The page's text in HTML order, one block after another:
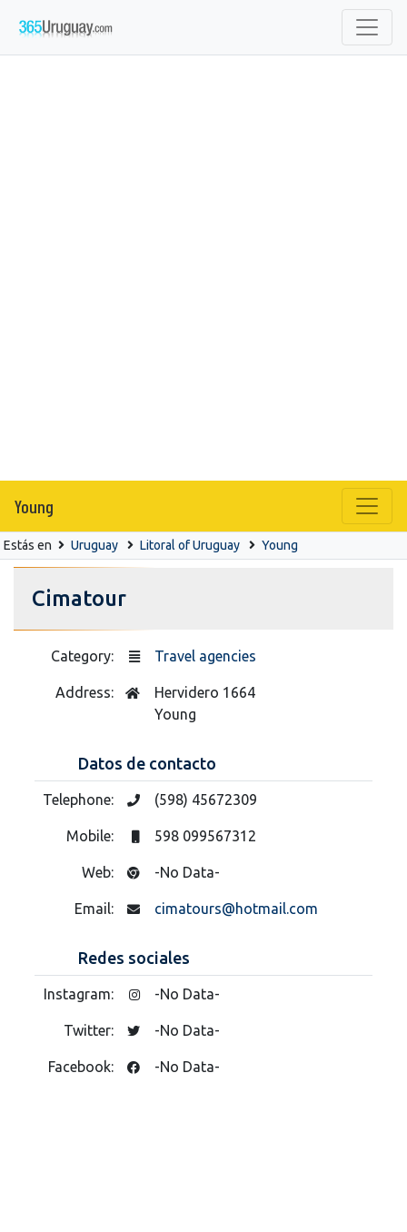
Young
Estás en Uruguay Litoral of Uruguay Young
Cimatour
Category: Travel agencies
Address:
Hervidero 1664
Young
Datos de contacto
Telephone: (598) 45672309
Mobile: 598 099567312
Web: -No Data-
Email: cimatours@hotmail.com
Redes sociales
Instagram: -No Data-
Twitter: -No Data-
Facebook: -No Data-